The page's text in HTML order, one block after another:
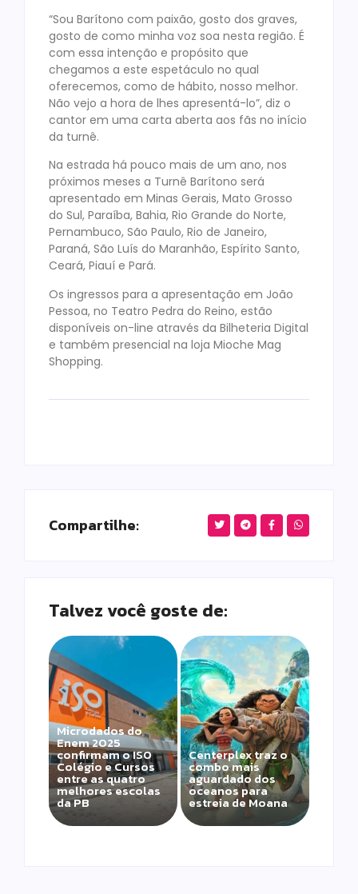
“Sou Barítono com paixão, gosto dos graves,
gosto de como minha voz soa nesta região. É
com essa intenção e propósito que
chegamos a este espetáculo no qual
oferecemos, como de hábito, nosso melhor.
Não vejo a hora de lhes apresentá-lo”, diz o
cantor em uma carta aberta aos fãs no início
da turnê.
Na estrada há pouco mais de um ano, nos
próximos meses a Turnê Barítono será
apresentado em Minas Gerais, Mato Grosso
do Sul, Paraíba, Bahia, Rio Grande do Norte,
Pernambuco, São Paulo, Rio de Janeiro,
Paraná, São Luís do Maranhão, Espírito Santo,
Ceará, Piauí e Pará.
Os ingressos para a apresentação em João
Pessoa, no Teatro Pedra do Reino, estão
disponíveis on-line através da Bilheteria Digital
e também presencial na loja Mioche Mag
Shopping.
Compartilhe:
Talvez você goste de:
Microdados do
Enem 2025
confirmam o ISO
Colégio e Cursos
entre as quatro
melhores escolas
da PB
Centerplex traz o
combo mais
aguardado dos
oceanos para
estreia de Moana